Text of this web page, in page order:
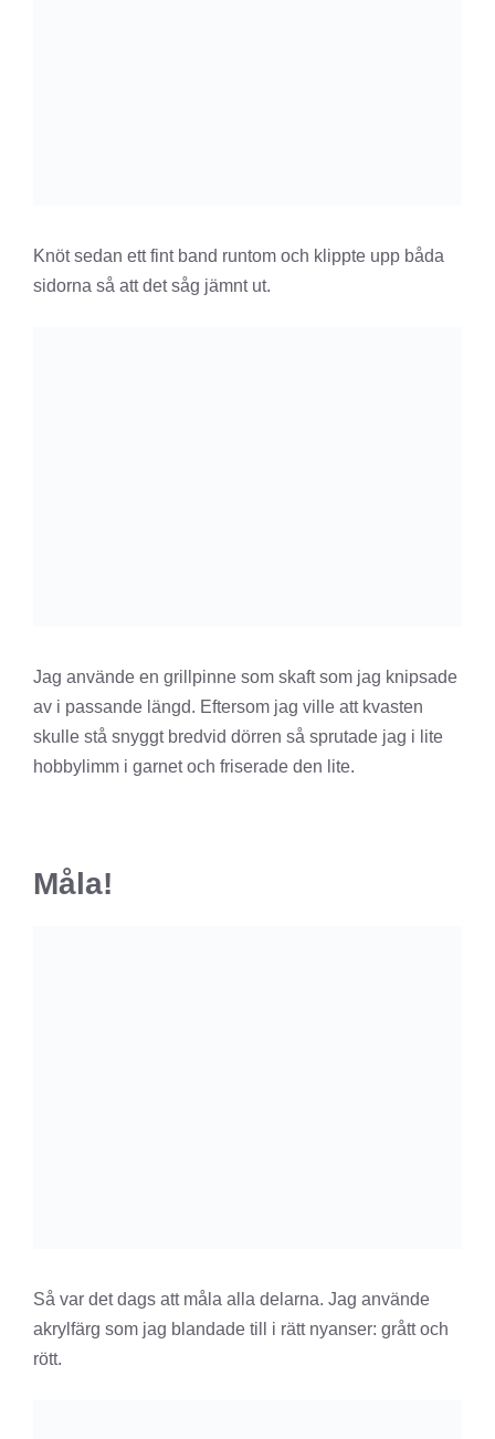
Knöt sedan ett fint band runtom och klippte upp båda
sidorna så att det såg jämnt ut.
Jag använde en grillpinne som skaft som jag knipsade
av i passande längd. Eftersom jag ville att kvasten
skulle stå snyggt bredvid dörren så sprutade jag i lite
hobbylimm i garnet och friserade den lite.
Måla!
Så var det dags att måla alla delarna. Jag använde
akrylfärg som jag blandade till i rätt nyanser: grått och
rött.